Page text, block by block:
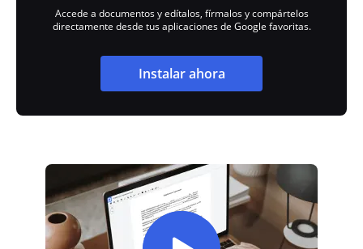
Accede a documentos y edítalos, fírmalos y compártelos
directamente desde tus aplicaciones de Google favoritas.
Instalar ahora